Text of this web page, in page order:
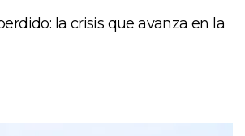
la crisis que avanza en la